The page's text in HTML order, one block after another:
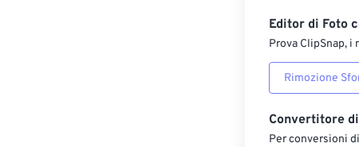
Editor di Foto
Prova ClipSnap,
Rimozione
Convertitore
Per conversioni